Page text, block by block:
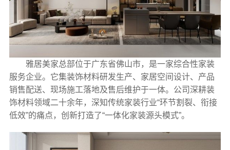
雅居美家总部位于广东省佛山市，是一家综合性家装
服务企业。它集装饰材料研发生产、家居空间设计、产品
销售配送、现场施工落地及售后维护于一体。公司深耕装
饰材料领域二十余年，深知传统家装行业“环节割裂、衔接
低效”的痛点，创新打造了“一体化家装源头模式”。